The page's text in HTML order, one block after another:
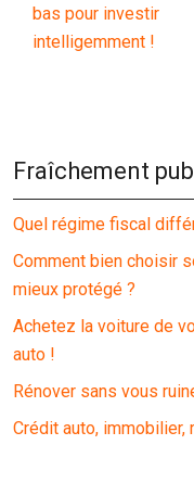
bas pour investir
intelligemment !
Fraîchement
Quel régime fiscal
Comment bien choisir
mieux protégé ?
Achetez la voiture de
auto !
Rénover sans vous
Crédit auto, immobilier,